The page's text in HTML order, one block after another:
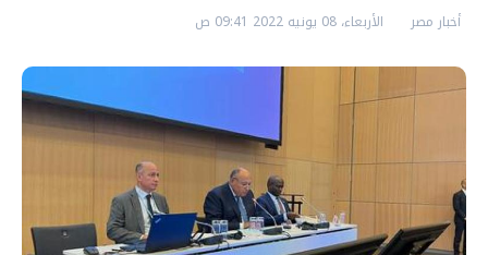
أخبار مصر الأربعاء، 08 يونيه 2022 09:41 ص